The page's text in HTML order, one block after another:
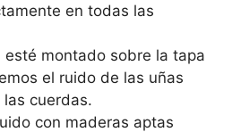
en todas las
esté montado sobre la tapa
el ruido de las uñas
cuerdas.
con maderas aptas